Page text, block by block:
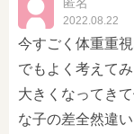
匿名
2022.08.22
今すごく体重重
でもよく考えてみ
大きくなってき
な子の差全然違